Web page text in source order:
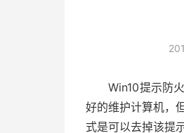
Win10提示防火
好的维护计算机，
式是可以去掉该提示